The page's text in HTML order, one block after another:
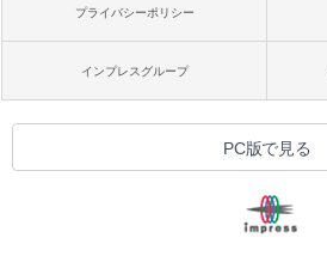
プライバシーポリシー
インプレスグループ
PC版で見る